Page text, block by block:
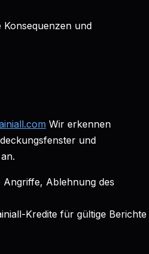
Konsequenzen und
Wir erkennen
und
Ablehnung des
Kredite für gültige Berichte